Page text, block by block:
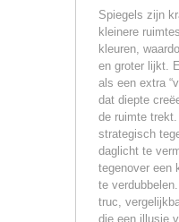
Spiegels zijn
kleinere
kleuren,
en groter lijkt.
als een extra
dat diepte
de ruimte
strategisch
daglicht te
tegenover een
te
truc,
die een illusie